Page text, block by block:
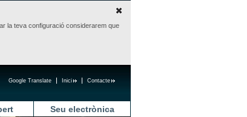
la teva configuració considerarem que
Contacte
Inici
Google Translate
Seu electrònica